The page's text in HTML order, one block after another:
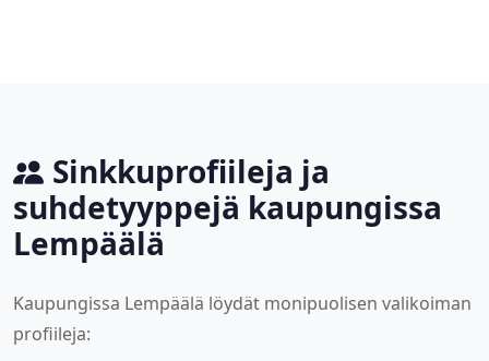
Sinkkuprofiileja ja
suhdetyyppejä kaupungissa
Lempäälä
Kaupungissa Lempäälä löydät monipuolisen valikoiman
profiileja: